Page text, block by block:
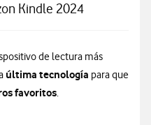
Kindle 2024
de lectura más
última tecnología para que
favoritos.